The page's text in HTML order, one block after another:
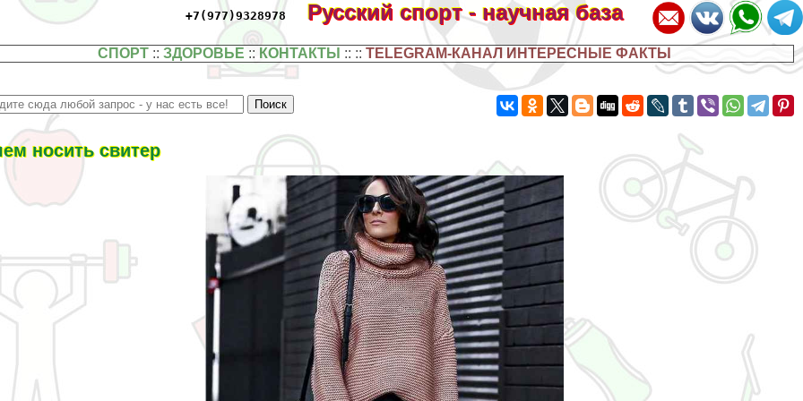
+7(977)9328978 Русский спорт - научная база
СПОРТ ::ЗДОРОВЬЕ :: КОНТАКТЫ :: ::TELEGRAM-КАНАЛ ИНТЕРЕСНЫЕ ФАКТЫ
носить свитер